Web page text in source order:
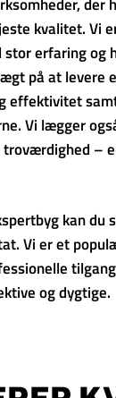
kvalitet. Vi
erfaring og
på at levere
effektivitet
Vi lægger
–
kan
Vi er et
og dygtige.